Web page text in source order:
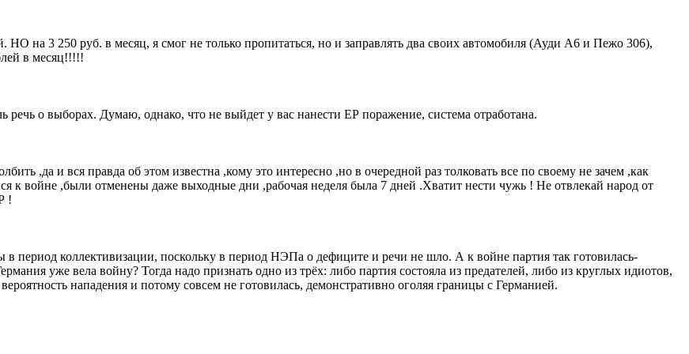
НО на 3 250 руб. в месяц, я смог не только пропитаться, но и заправлять два своих автомобиля (Ауди А6 и Пежо 306),
в месяц!!!!!
о выборах. Думаю, однако, что не выйдет у вас нанести ЕР поражение, система отработана.
,да и вся правда об этом известна ,кому это интересно ,но в очередной раз толковать все по своему не зачем ,как
к войне ,были отменены даже выходные дни ,рабочая неделя была 7 дней .Хватит нести чужь ! Не отвлекай народ от
!
в период коллективизации, поскольку в период НЭПа о дефиците и речи не шло. А к войне партия так готовилась-
уже вела войну? Тогда надо признать одно из трёх: либо партия состояла из предателей, либо из круглых идиотов,
нападения и потому совсем не готовилась, демонстративно оголяя границы с Германией.